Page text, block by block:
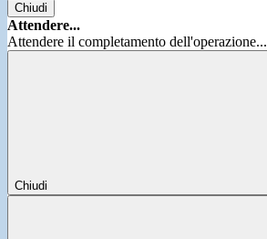
Chiudi
Attendere...
Attendere il completamento dell'operazione...
Chiudi